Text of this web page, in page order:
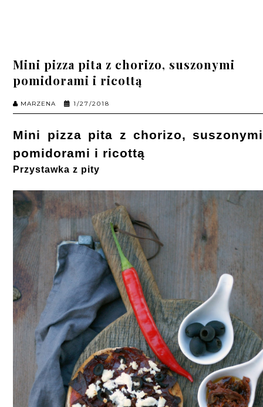
Mini pizza pita z chorizo, suszonymi
pomidorami i ricottą
MARZENA 1/27/2018
Mini pizza pita z chorizo, suszonymi
pomidorami i ricottą
Przystawka z pity